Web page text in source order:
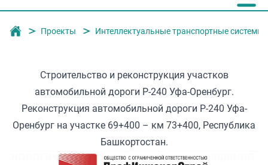
Группа компаний "ПрофИнженерСтрой"
Проекты Интеллектуальные транспортные системы
Строительство и реконструкция участков
автомобильной дороги Р-240 Уфа-Оренбург.
Реконструкция автомобильной дороги Р-240 Уфа-
Оренбург на участке 69+400 – км 73+400, Республика
Башкортостан.